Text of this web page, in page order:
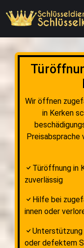
Wir öffnen
in Kerken
Preisabsprache
Türöffnung in
zuverlässig
Hilfe bei
innen oder
Unterstützung
oder defektem